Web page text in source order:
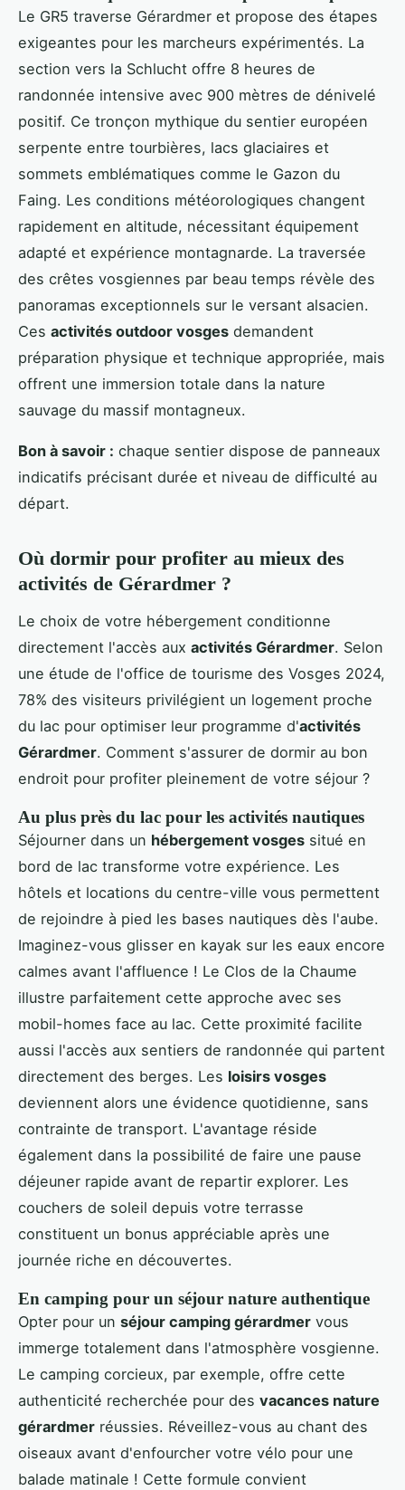
Le GR5 traverse Gérardmer et propose des étapes
exigeantes pour les marcheurs expérimentés. La
section vers la Schlucht offre 8 heures de
randonnée intensive avec 900 mètres de dénivelé
positif. Ce tronçon mythique du sentier européen
serpente entre tourbières, lacs glaciaires et
sommets emblématiques comme le Gazon du
Faing. Les conditions météorologiques changent
rapidement en altitude, nécessitant équipement
adapté et expérience montagnarde. La traversée
des crêtes vosgiennes par beau temps révèle des
panoramas exceptionnels sur le versant alsacien.
Ces activités outdoor vosges demandent
préparation physique et technique appropriée, mais
offrent une immersion totale dans la nature
sauvage du massif montagneux.
Bon à savoir : chaque sentier dispose de panneaux
indicatifs précisant durée et niveau de difficulté au
départ.
Où dormir pour profiter au mieux des
activités de Gérardmer ?
Le choix de votre hébergement conditionne
directement l'accès aux activités Gérardmer. Selon
une étude de l'office de tourisme des Vosges 2024,
78% des visiteurs privilégient un logement proche
du lac pour optimiser leur programme d'activités
Gérardmer. Comment s'assurer de dormir au bon
endroit pour profiter pleinement de votre séjour ?
Au plus près du lac pour les activités nautiques
Séjourner dans un hébergement vosges situé en
bord de lac transforme votre expérience. Les
hôtels et locations du centre-ville vous permettent
de rejoindre à pied les bases nautiques dès l'aube.
Imaginez-vous glisser en kayak sur les eaux encore
calmes avant l'affluence ! Le Clos de la Chaume
illustre parfaitement cette approche avec ses
mobil-homes face au lac. Cette proximité facilite
aussi l'accès aux sentiers de randonnée qui partent
directement des berges. Les loisirs vosges
deviennent alors une évidence quotidienne, sans
contrainte de transport. L'avantage réside
également dans la possibilité de faire une pause
déjeuner rapide avant de repartir explorer. Les
couchers de soleil depuis votre terrasse
constituent un bonus appréciable après une
journée riche en découvertes.
En camping pour un séjour nature authentique
Opter pour un séjour camping gérardmer vous
immerge totalement dans l'atmosphère vosgienne.
Le camping corcieux, par exemple, offre cette
authenticité recherchée pour des vacances nature
gérardmer réussies. Réveillez-vous au chant des
oiseaux avant d'enfourcher votre vélo pour une
balade matinale ! Cette formule convient